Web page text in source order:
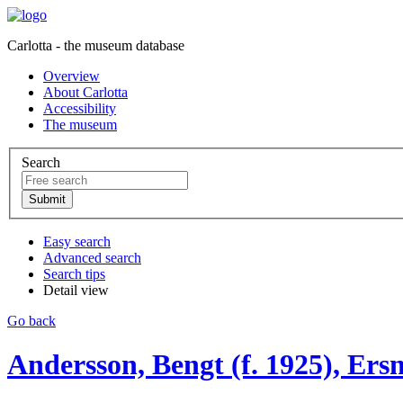
Carlotta - the museum database
Overview
About Carlotta
Accessibility
The museum
Search
Easy search
Advanced search
Search tips
Detail view
Go back
Andersson, Bengt (f. 1925),